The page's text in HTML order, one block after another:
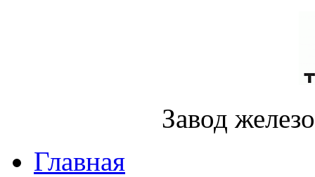
Завод
Главная